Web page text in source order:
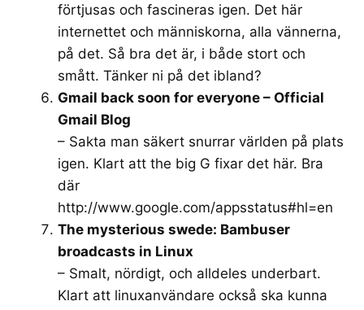
förtjusas och fascineras igen. Det här
internettet och människorna, alla vännerna,
på det. Så bra det är, i både stort och
smått. Tänker ni på det ibland?
Gmail back soon for everyone – Official
Gmail Blog
– Sakta man säkert snurrar världen på plats
igen. Klart att the big G fixar det här. Bra
där
http://www.google.com/appsstatus#hl=en
The mysterious swede: Bambuser
broadcasts in Linux
– Smalt, nördigt, och alldeles underbart.
Klart att linuxanvändare också ska kunna